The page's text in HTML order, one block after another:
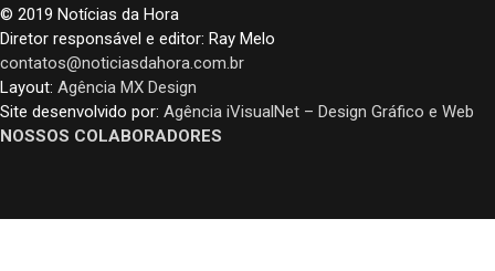
© 2019 Notícias da Hora
Diretor responsável e editor: Ray Melo
contatos@noticiasdahora.com.br
Layout: Agência MX Design
Site desenvolvido por: Agência iVisualNet – Design Gráfico e Web
NOSSOS COLABORADORES